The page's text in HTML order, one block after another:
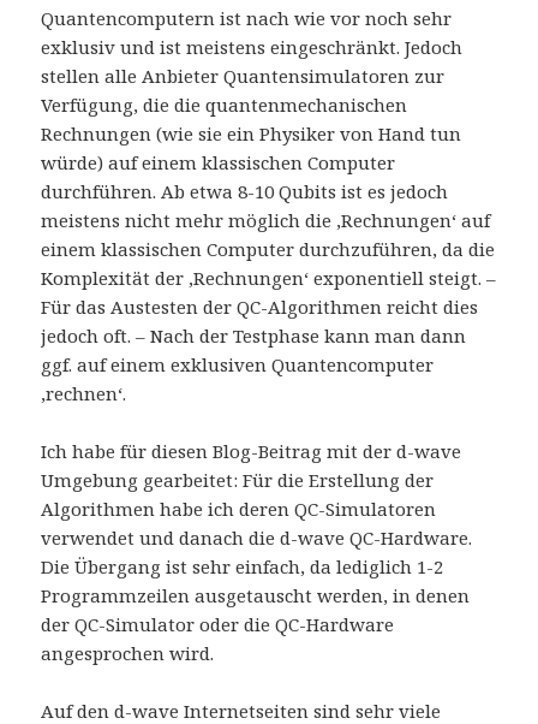
Quantencomputern ist nach wie vor noch sehr
exklusiv und ist meistens eingeschränkt. Jedoch
stellen alle Anbieter Quantensimulatoren zur
Verfügung, die die quantenmechanischen
Rechnungen (wie sie ein Physiker von Hand tun
würde) auf einem klassischen Computer
durchführen. Ab etwa 8-10 Qubits ist es jedoch
meistens nicht mehr möglich die ‚Rechnungen‘ auf
einem klassischen Computer durchzuführen, da die
Komplexität der ‚Rechnungen‘ exponentiell steigt. –
Für das Austesten der QC-Algorithmen reicht dies
jedoch oft. – Nach der Testphase kann man dann
ggf. auf einem exklusiven Quantencomputer
‚rechnen‘.
Ich habe für diesen Blog-Beitrag mit der d-wave
Umgebung gearbeitet: Für die Erstellung der
Algorithmen habe ich deren QC-Simulatoren
verwendet und danach die d-wave QC-Hardware.
Die Übergang ist sehr einfach, da lediglich 1-2
Programmzeilen ausgetauscht werden, in denen
der QC-Simulator oder die QC-Hardware
angesprochen wird.
Auf den d-wave Internetseiten sind sehr viele